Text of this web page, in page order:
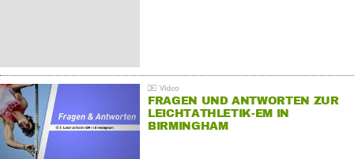
FRAGEN UND ANTWORTEN ZUR
LEICHTATHLETIK-EM IN
BIRMINGHAM